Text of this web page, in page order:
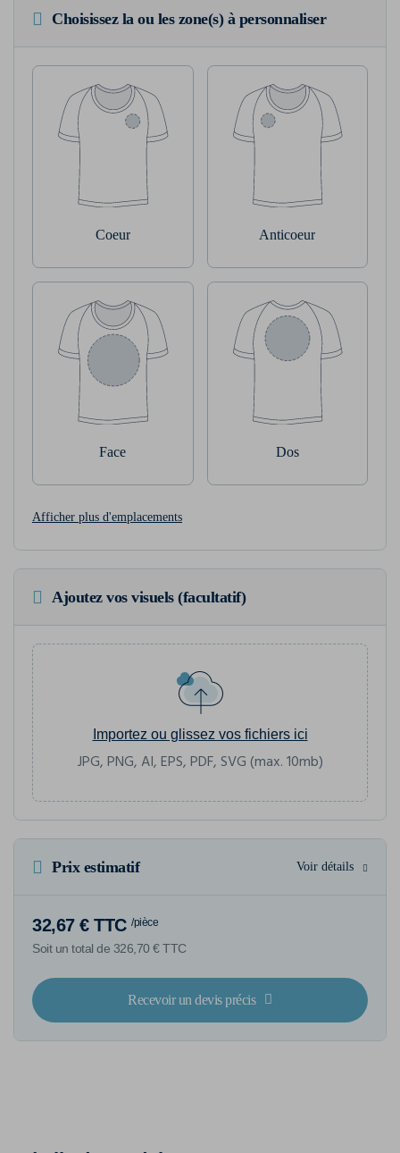
Choisissez la ou les zone(s) à personnaliser
Coeur Anticoeur
Face Dos
Afficher plus d'emplacements
Ajoutez vos visuels (facultatif)
Importez ou glissez vos fichiers ici
JPG, PNG, AI, EPS, PDF, SVG (max. 10mb)
Prix estimatif Voir détails
32,67 € TTC /pièce
Soit un total de 326,70 € TTC
Recevoir un devis précis